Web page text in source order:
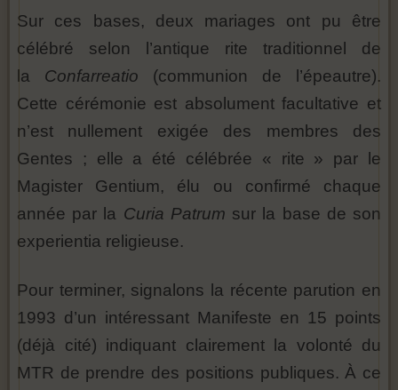
Sur ces bases, deux mariages ont pu être
célébré selon l’antique rite traditionnel de
la Confarreatio (communion de l’épeautre).
Cette cérémonie est absolument facultative et
n’est nullement exigée des membres des
Gentes ; elle a été célébrée « rite » par le
Magister Gentium, élu ou confirmé chaque
année par la Curia Patrum sur la base de son
experientia religieuse.
Pour terminer, signalons la récente parution en
1993 d’un intéressant Manifeste en 15 points
(déjà cité) indiquant clairement la volonté du
MTR de prendre des positions publiques. À ce